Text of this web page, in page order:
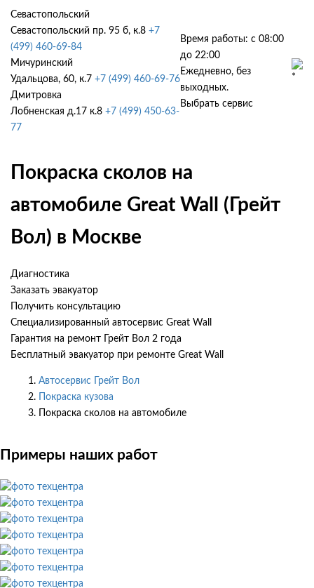
Севастопольский
Севастопольский пр. 95 б, к.8 +7
(499) 460-69-84
Мичуринский
Удальцова, 60, к.7 +7 (499) 460-69-76
Дмитровка
Лобненская д.17 к.8 +7 (499) 450-63-
77
Время работы: с 08:00
до 22:00
Ежедневно, без
выходных.
Выбрать сервис
Покраска сколов на
автомобиле Great Wall (Грейт
Вол) в Москве
Диагностика
Заказать эвакуатор
Получить консультацию
Специализированный автосервис Great Wall
Гарантия на ремонт Грейт Вол 2 года
Бесплатный эвакуатор при ремонте Great Wall
Автосервис Грейт Вол
Покраска кузова
Покраска сколов на автомобиле
Примеры наших работ